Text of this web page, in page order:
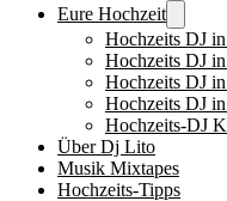
Eure Hochzeit
Hochzeits DJ
Hochzeits DJ
Hochzeits DJ
Hochzeits DJ
Hochzeits-DJ
Über Dj Lito
Musik Mixtapes
Hochzeits-Tipps